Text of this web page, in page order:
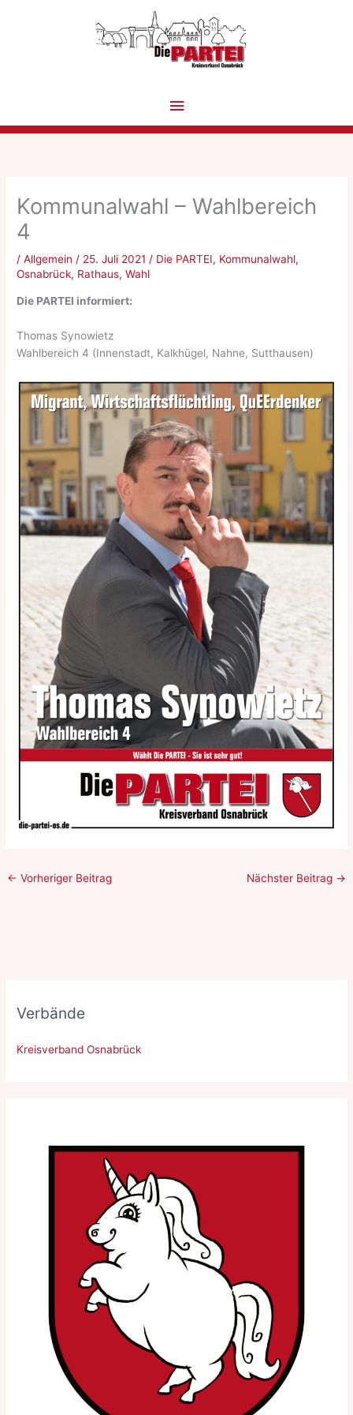
Hauptmenü
Kommunalwahl – Wahlbereich
4
/Allgemein / 25. Juli 2021 / Die PARTEI, Kommunalwahl,
Osnabrück, Rathaus,Wahl
Die PARTEI informiert:
Thomas Synowietz
Wahlbereich 4 (Innenstadt, Kalkhügel, Nahne, Sutthausen)
← Vorheriger Beitrag Nächster Beitrag →
Verbände
Kreisverband Osnabrück